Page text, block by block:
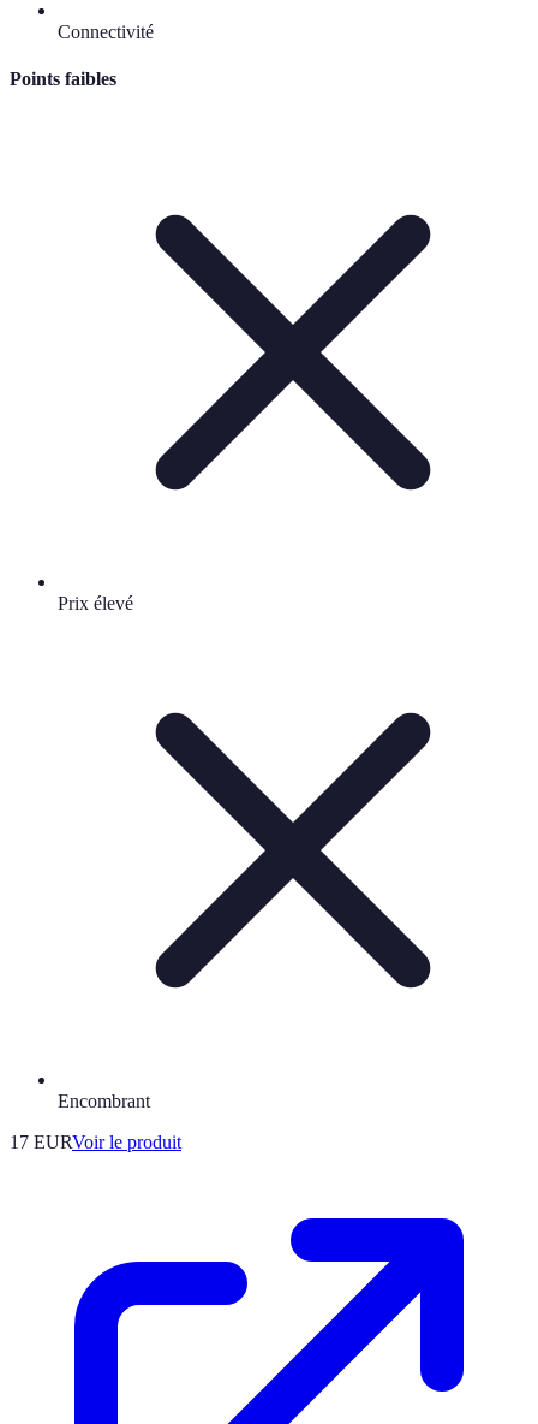
Connectivité
Points faibles
Prix élevé
Encombrant
17 EURVoir le produit